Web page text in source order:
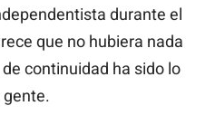
durante el
que no hubiera nada
continuidad ha sido lo